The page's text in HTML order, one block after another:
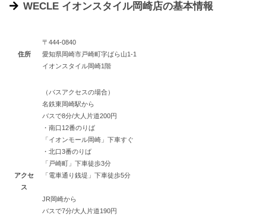
WECLE イオンスタイル岡崎店の基本情報
住所
〒444-0840
愛知県岡崎市戸崎町字ばら山1-1
イオンスタイル岡崎1階
アクセ
ス
（バスアクセスの場合）
名鉄東岡崎駅から
バスで8分/大人片道200円
・南口12番のりば
「イオンモール岡崎」下車すぐ
・北口3番のりば
「戸崎町」下車徒歩3分
「電車通り銭堤」下車徒歩5分
JR岡崎から
バスで7分/大人片道190円